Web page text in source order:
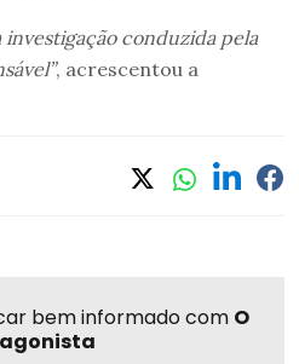
investigação conduzida pela
, acrescentou a
bem informado com O